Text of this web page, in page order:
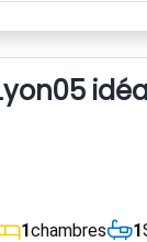
1chambres 1